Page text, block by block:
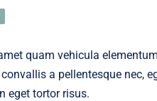
quam vehicula
a pellentesque nec,
eget tortor risus.